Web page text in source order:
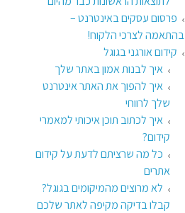
פרסום עסקים באינטרנט –
בהתאמה לצרכי הלקוח!
קידום אורגני בגוגל
איך לבנות אמון באתר שלך
איך להפוך את האתר אינטרנט
שלך לרווחי
איך לכתוב תוכן איכותי למאמרי
קידום?
כל מה שרציתם לדעת על קידום
אתרים
לא מרוצים מהמיקומים בגוגל?
קבלו בדיקה מקיפה לאתר שלכם